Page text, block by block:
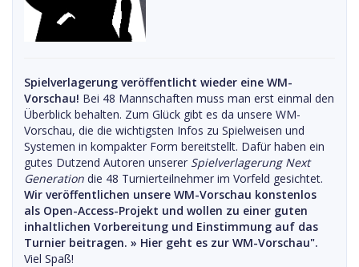
Spielverlagerung veröffentlicht wieder eine WM-
Vorschau! Bei 48 Mannschaften muss man erst einmal den
Überblick behalten. Zum Glück gibt es da unsere WM-
Vorschau, die die wichtigsten Infos zu Spielweisen und
Systemen in kompakter Form bereitstellt. Dafür haben ein
gutes Dutzend Autoren unserer Spielverlagerung Next
Generation die 48 Turnierteilnehmer im Vorfeld gesichtet.
Wir veröffentlichen unsere WM-Vorschau konstenlos
als Open-Access-Projekt und wollen zu einer guten
inhaltlichen Vorbereitung und Einstimmung auf das
Turnier beitragen. » Hier geht es zur WM-Vorschau".
Viel Spaß!